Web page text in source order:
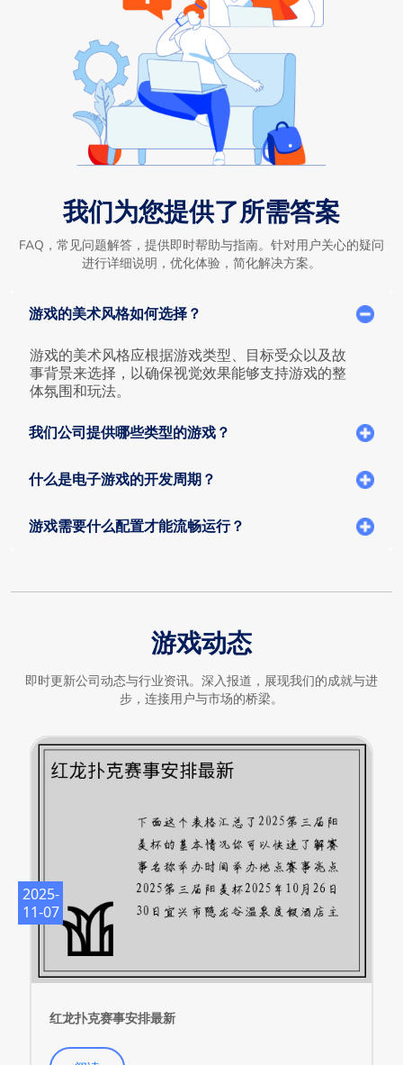
我们为您提供了所需答案
FAQ，常见问题解答，提供即时帮助与指南。针对用户关心的疑问
进行详细说明，优化体验，简化解决方案。
事背景来选择，以确保视觉效果能够支持游戏的整
体氛围和玩法。
游戏动态
步，连接用户与市场的桥梁。
11-07
阅读